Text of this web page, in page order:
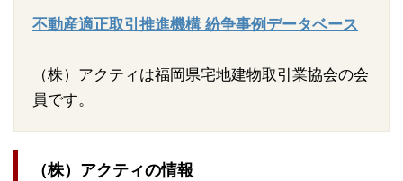
不動産適正取引推進機構 紛争事例データベース
（株）アクティは福岡県宅地建物取引業協会の会
員です。
（株）アクティの情報